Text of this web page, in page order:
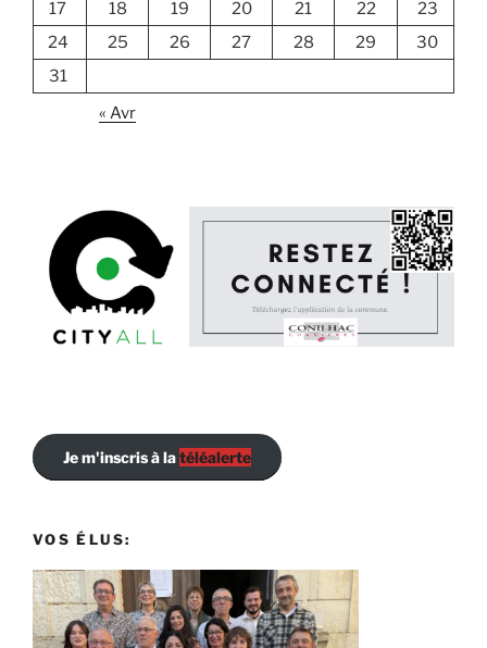
17
18 19 20 21 22
23
24
25 26 27 28 29
30
31
« Avr
Je m'inscris à latéléalerte
VOS ÉLUS: